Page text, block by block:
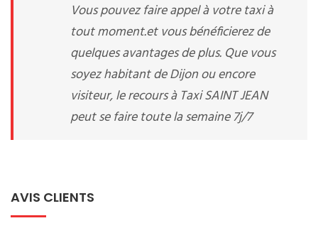
Vous pouvez faire appel à votre taxi à
tout moment.et vous bénéficierez de
quelques avantages de plus. Que vous
soyez habitant de Dijon ou encore
visiteur, le recours à Taxi SAINT JEAN
peut se faire toute la semaine 7j/7
AVIS CLIENTS